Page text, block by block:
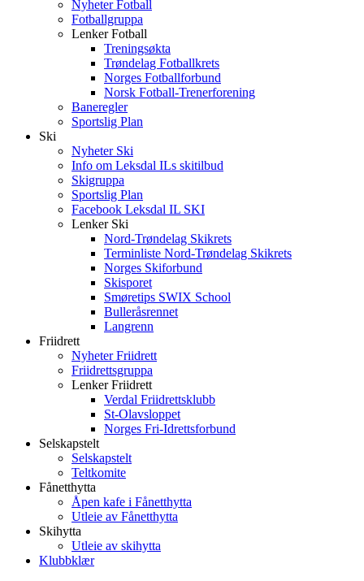
Nyheter Fotball
Fotballgruppa
Lenker Fotball
Treningsøkta
Trøndelag Fotballkrets
Norges Fotballforbund
Norsk Fotball-Trenerforening
Baneregler
Sportslig Plan
Ski
Nyheter Ski
Info om Leksdal ILs skitilbud
Skigruppa
Sportslig Plan
Facebook Leksdal IL SKI
Lenker Ski
Nord-Trøndelag Skikrets
Terminliste Nord-Trøndelag Skikrets
Norges Skiforbund
Skisporet
Smøretips SWIX School
Bulleråsrennet
Langrenn
Friidrett
Nyheter Friidrett
Friidrettsgruppa
Lenker Friidrett
Verdal Friidrettsklubb
St-Olavsloppet
Norges Fri-Idrettsforbund
Selskapstelt
Selskapstelt
Teltkomite
Fånetthytta
Åpen kafe i Fånetthytta
Utleie av Fånetthytta
Skihytta
Utleie av skihytta
Klubbklær